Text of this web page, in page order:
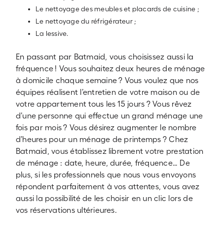
Le nettoyage des meubles et placards de cuisine ;
Le nettoyage du réfrigérateur ;
La lessive.
En passant par Batmaid, vous choisissez aussi la
fréquence ! Vous souhaitez deux heures de ménage
à domicile chaque semaine ? Vous voulez que nos
équipes réalisent l’entretien de votre maison ou de
votre appartement tous les 15 jours ? Vous rêvez
d’une personne qui effectue un grand ménage une
fois par mois ? Vous désirez augmenter le nombre
d’heures pour un ménage de printemps ? Chez
Batmaid, vous établissez librement votre prestation
de ménage : date, heure, durée, fréquence… De
plus, si les professionnels que nous vous envoyons
répondent parfaitement à vos attentes, vous avez
aussi la possibilité de les choisir en un clic lors de
vos réservations ultérieures.